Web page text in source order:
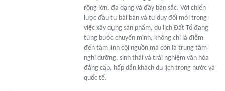
rộng lớn, đa dạng và đầy bản sắc. Với chiến
lược đầu tư bài bản và tư duy đổi mới trong
việc xây dựng sản phẩm, du lịch Đất Tổ đang
từng bước chuyển mình, không chỉ là điểm
đến tâm linh cội nguồn mà còn là trung tâm
nghỉ dưỡng, sinh thái và trải nghiệm văn hóa
đẳng cấp, hấp dẫn khách du lịch trong nước và
quốc tế.